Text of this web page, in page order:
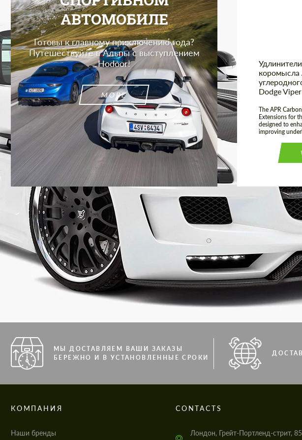
АВТОМОБИЛЕ
Готовы к главному приключению года?
Путешествуйте в Альпы с выступлением
Hodoor!
MORE
коромысла
Dodge Viper
The APR
Extensions for
designed to
improving
МЫ ДОСТАВЛЯЕМ ВАШИ ЗАКАЗЫ
БЕРЕЖНО И В УСТАНОВЛЕННЫЕ СРОКИ
КОМПАНИЯ
Наши бренды
CONTACTS
Лондон, Грейт-Портленд-стрит, 85